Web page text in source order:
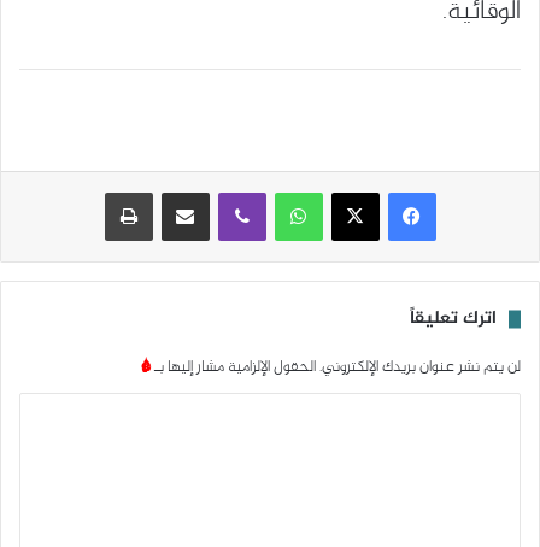
الوقائية.
واتساب مشاركة عبر البريد
اترك تعليقاً
لن يتم نشر عنوان بريدك الإلكتروني.الحقول الإلزامية مشار إليها بـ*